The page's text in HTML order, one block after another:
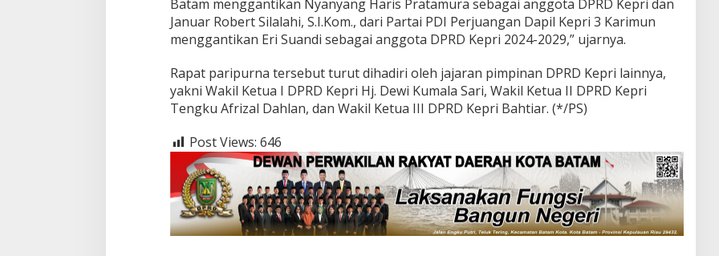
Batam menggantikan Nyanyang Haris Pratamura sebagai anggota DPRD Kepri dan
Januar Robert Silalahi, S.I.Kom., dari Partai PDI Perjuangan Dapil Kepri 3 Karimun
menggantikan Eri Suandi sebagai anggota DPRD Kepri 2024-2029,” ujarnya.
Rapat paripurna tersebut turut dihadiri oleh jajaran pimpinan DPRD Kepri lainnya,
yakni Wakil Ketua I DPRD Kepri Hj. Dewi Kumala Sari, Wakil Ketua II DPRD Kepri
Tengku Afrizal Dahlan, dan Wakil Ketua III DPRD Kepri Bahtiar. (*/PS)
Post Views: 646